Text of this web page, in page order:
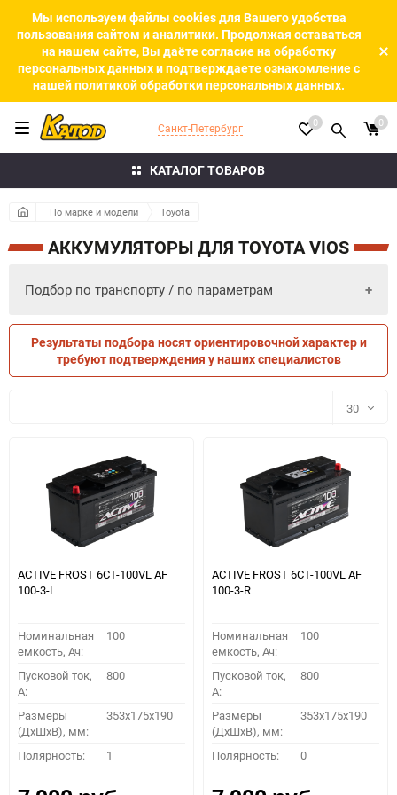
Мы используем файлы cookies для Вашего удобства
пользования сайтом и аналитики. Продолжая оставаться
на нашем сайте, Вы даёте согласие на обработку
персональных данных и подтверждаете ознакомление с
нашейполитикой обработки персональных данных.
КАТАЛОГ ТОВАРОВ
Санкт-Петербург 0 0
По марке и модели Toyota
АККУМУЛЯТОРЫ ДЛЯ TOYOTA VIOS
Подбор по транспорту / по параметрам
ПО ТРАНСПОРТУ ПО ПАРАМЕТРАМ
ПОДОБРАТЬ
Результаты подбора носят ориентировочной характер и
требуют подтверждения у наших специалистов
30
30
60
90
ACTIVE FROST 6СТ-100VL АF
100-3-L
Номинальная
емкость, Ач:
100
Пусковой ток,
A:
800
Размеры
(ДхШхВ), мм:
353x175x190
Полярность: 1
ACTIVE FROST 6СТ-100VL АF
100-3-R
Номинальная
емкость, Ач:
100
Пусковой ток,
A:
800
Размеры
(ДхШхВ), мм:
353x175x190
Полярность: 0